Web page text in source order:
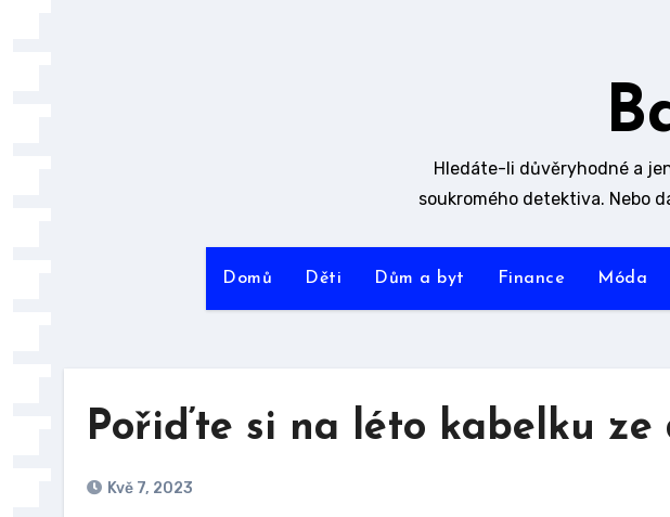
Hledáte-li důvěryhodné a
soukromého detektiva. Nebo
Domů Děti Dům a byt Finance Móda
Pořiďte si na léto kabelku ze
Kvě 7, 2023